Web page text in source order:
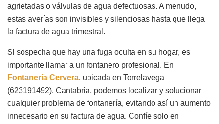
agrietadas o válvulas de agua defectuosas. A menudo,
estas averías son invisibles y silenciosas hasta que llega
la factura de agua trimestral.
Si sospecha que hay una fuga oculta en su hogar, es
importante llamar a un fontanero profesional. En
Fontanería Cervera, ubicada en Torrelavega
(623191492), Cantabria, podemos localizar y solucionar
cualquier problema de fontanería, evitando así un aumento
innecesario en su factura de agua. Confíe solo en